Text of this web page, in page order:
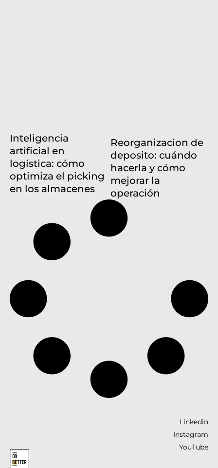
Inteligencia
artificial en
logística: cómo
optimiza el picking
en los almacenes
Reorganizacion de
deposito: cuándo
hacerla y cómo
mejorar la
operación
Linkedin
Instagram
YouTube